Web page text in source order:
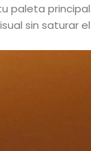
paleta
sin saturar